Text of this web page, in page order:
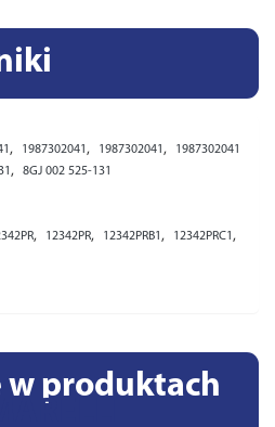
, 1987302041 , 1987302041 , 1987302041
, 8GJ 002 525-131
, 12342PR, 12342PRB1 , 12342PRC1 ,
w produktach